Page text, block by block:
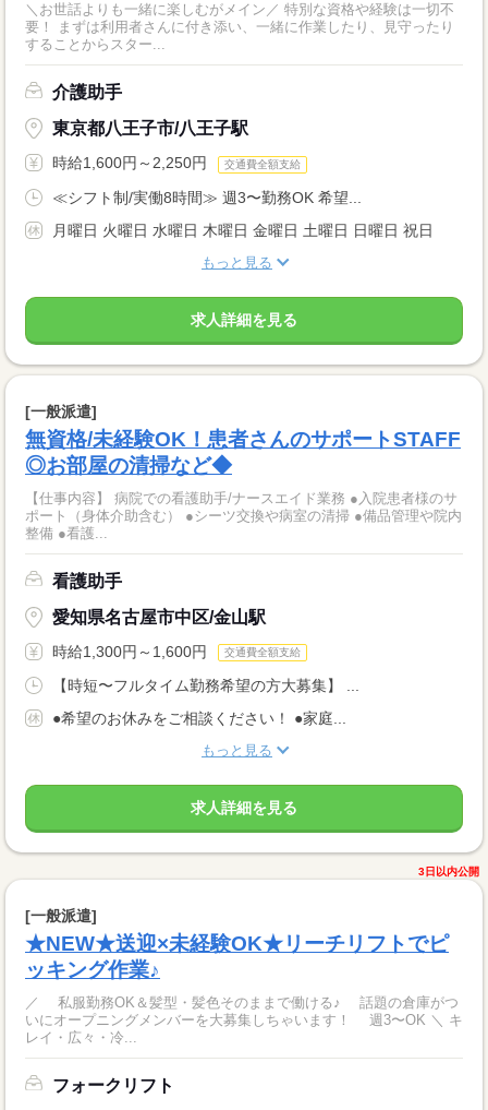
＼お世話よりも一緒に楽しむがメイン／ 特別な資格や経験は一切不
要！ まずは利用者さんに付き添い、一緒に作業したり、見守ったり
することからスター...
介護助手
東京都八王子市/八王子駅
時給1,600円～2,250円 交通費全額支給
≪シフト制/実働8時間≫ 週3〜勤務OK 希望...
月曜日 火曜日 水曜日 木曜日 金曜日 土曜日 日曜日 祝日
もっと見る
求人詳細を見る
[一般派遣]
無資格/未経験OK！患者さんのサポートSTAFF
◎お部屋の清掃など◆
【仕事内容】 病院での看護助手/ナースエイド業務 ●入院患者様のサ
ポート（身体介助含む） ●シーツ交換や病室の清掃 ●備品管理や院内
整備 ●看護...
看護助手
愛知県名古屋市中区/金山駅
時給1,300円～1,600円 交通費全額支給
【時短〜フルタイム勤務希望の方大募集】 ...
●希望のお休みをご相談ください！ ●家庭...
もっと見る
求人詳細を見る
3日以内公開
[一般派遣]
★NEW★送迎×未経験OK★リーチリフトでピ
ッキング作業♪
／ 私服勤務OK＆髪型・髪色そのままで働ける♪ 話題の倉庫がつ
いにオープニングメンバーを大募集しちゃいます！ 週3〜OK ＼ キ
レイ・広々・冷...
フォークリフト